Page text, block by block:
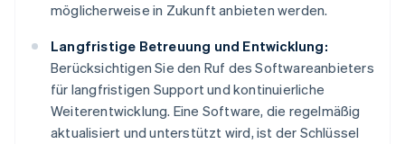
möglicherweise in Zukunft anbieten werden.
Langfristige Betreuung und Entwicklung:
Berücksichtigen Sie den Ruf des Softwareanbieters
für langfristigen Support und kontinuierliche
Weiterentwicklung. Eine Software, die regelmäßig
aktualisiert und unterstützt wird, ist der Schlüssel